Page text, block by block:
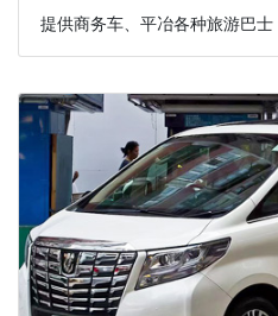
提供商务车、平冶各种旅游巴士